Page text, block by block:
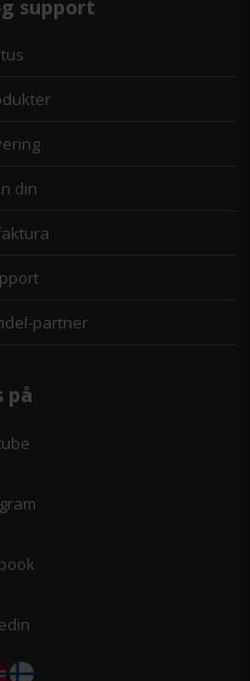
support
din
partner
på